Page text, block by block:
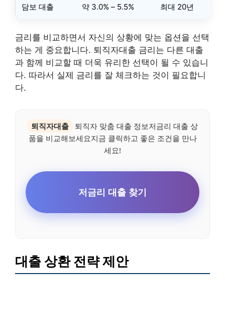
담보 대출 약 3.0% – 5.5% 최대 20년
금리를 비교하면서 자신의 상황에 맞는 옵션을 선택
하는 게 중요합니다. 퇴직자대출 금리는 다른 대출
과 함께 비교할 때 더욱 유리한 선택이 될 수 있습니
다. 따라서 실제 금리를 잘 체크하는 것이 필요합니
다.
퇴직자대출
퇴직자 맞춤 대출 정보저금리 대출 상
품을 비교해보세요지금 클릭하고 좋은 조건을 만나
세요!
저금리 대출 찾기
대출 상환 전략 제안